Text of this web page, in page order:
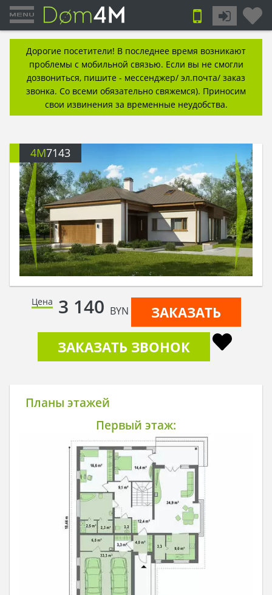
Дорогие посетители! В последнее время возникают
проблемы с мобильной связью. Если вы не смогли
дозвониться, пишите - мессенджер/ эл.почта/ заказ
звонка. Со всеми обязательно свяжемся). Приносим
свои извинения за временные неудобства.
4M7143
Цена 3 140 BYN
ЗАКАЗАТЬ
ЗАКАЗАТЬ ЗВОНОК
Планы этажей
Первый этаж: